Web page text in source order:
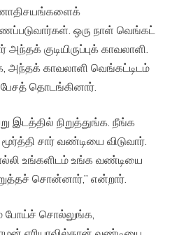
ஒரு நாள் வெங்கட்
குடியிருப்புக் காவலாளி.
காவலாளி வெங்கட்டிடம்
தொடங்கினார்.
இடத்தில் நிறுத்துங்க. நீங்க
சார் வண்டியை விடுவார்.
உங்களிடம் உங்க வண்டியை
சொன்னார்,” என்றார்.
போய்ச் சொல்லுங்க,